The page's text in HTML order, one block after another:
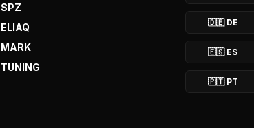
SPZ
ELIAQ
MARK
TUNING
🇩🇪 DE
🇪🇸 ES
🇵🇹 PT